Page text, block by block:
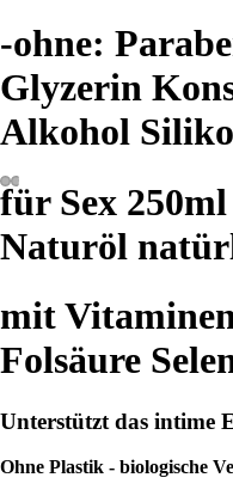
-ohne:
Glyzerin
Alkohol
für Sex
Naturöl
mit
Folsäure
Unterstützt das intime
Ohne Plastik - biologische